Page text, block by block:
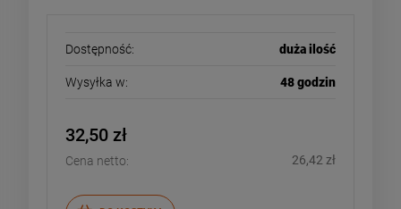
Dostępność: duża ilość
Wysyłka w: 48 godzin
32,50 zł
Cena netto: 26,42 zł